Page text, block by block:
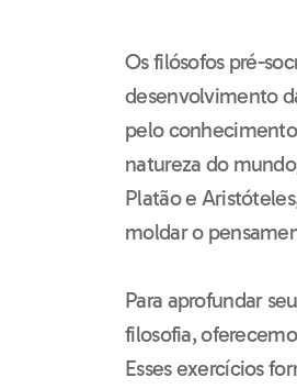
Os filósofos pré-
desenvolvimento
pelo
natureza do
Platão e
moldar o
Para aprofundar
filosofia,
Esses exercícios